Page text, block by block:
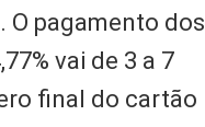
O pagamento dos
vai de 3 a 7
final do cartão